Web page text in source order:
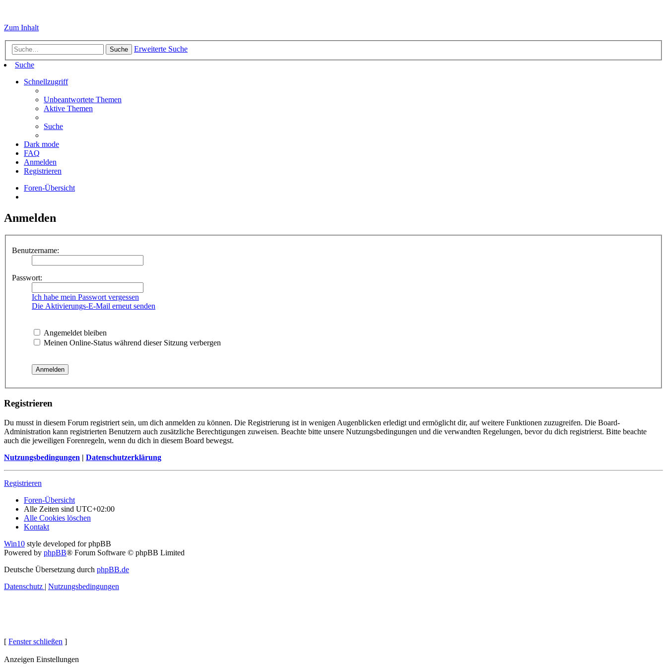
Zum Inhalt
Suche
Erweiterte Suche
Suche
Schnellzugriff
Unbeantwortete Themen
Aktive Themen
Suche
Dark mode
FAQ
Anmelden
Registrieren
Foren-Übersicht
Anmelden
Benutzername:
Passwort:
Ich habe mein Passwort vergessen
Die Aktivierungs-E-Mail erneut senden
Angemeldet bleiben
Meinen Online-Status während dieser Sitzung verbergen
Registrieren
Du musst in diesem Forum registriert sein, um dich anmelden zu können. Die Registrierung ist in wenigen Augenblicken erledigt und ermöglicht dir, auf weitere Funktionen zuzugreifen. Die Board-
Administration kann registrierten Benutzern auch zusätzliche Berechtigungen zuweisen. Beachte bitte unsere Nutzungsbedingungen und die verwandten Regelungen, bevor du dich registrierst. Bitte beachte
auch die jeweiligen Forenregeln, wenn du dich in diesem Board bewegst.
Nutzungsbedingungen | Datenschutzerklärung
Registrieren
Foren-Übersicht
Alle Zeiten sind UTC+02:00
Alle Cookies löschen
Kontakt
Win10 style developed for phpBB
Powered by phpBB® Forum Software © phpBB Limited
Deutsche Übersetzung durch phpBB.de
Datenschutz | Nutzungsbedingungen
[ Fenster schließen ]
Anzeigen Einstellungen